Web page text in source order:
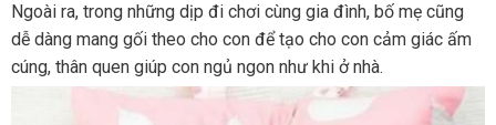
Ngoài ra, trong những dịp đi chơi cùng gia đình, bố mẹ cũng
dễ dàng mang gối theo cho con để tạo cho con cảm giác ấm
cúng, thân quen giúp con ngủ ngon như khi ở nhà.